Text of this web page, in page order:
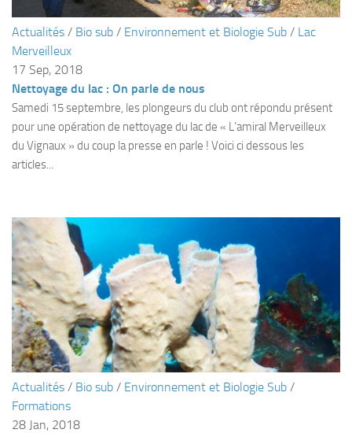
Organisation
Responsables
Fosse
Sorties techniques
SORTIES
Sorties 2024
Sorties 2023
Sorties 2022
Sorties 2021
Sorties 2020
Sorties 2019
Sorties 2018
sorties 2017
Actualités / Bio sub / Environnement et Biologie Sub / Lac
Merveilleux
17 Sep, 2018
Nettoyage du lac : On parle de nous
Samedi 15 septembre, les plongeurs du club ont répondu présent
pour une opération de nettoyage du lac de « L’amiral Merveilleux
du Vignaux » du coup la presse en parle ! Voici ci dessous les
articles...
Actualités / Bio sub / Environnement et Biologie Sub /
Formations
28 Jan, 2018